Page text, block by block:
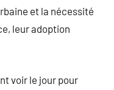
et la nécessité
leur adoption
voir le jour pour